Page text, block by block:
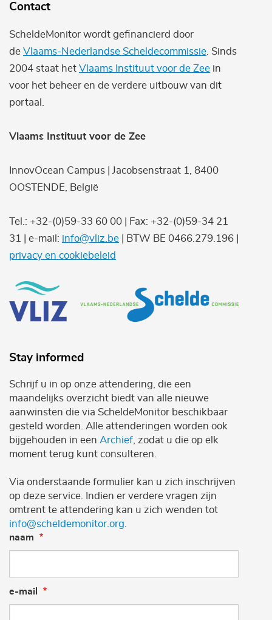
Contact
ScheldeMonitor wordt gefinancierd door
de Vlaams-Nederlandse Scheldecommissie . Sinds
2004 staat het Vlaams Instituut voor de Zee in
voor het beheer en de verdere uitbouw van dit
portaal.
Vlaams Instituut voor de Zee
InnovOcean Campus | Jacobsenstraat 1, 8400
OOSTENDE, België
Tel.: +32-(0)59-33 60 00 | Fax: +32-(0)59-34 21
31 | e-mail: info@vliz.be | BTW BE 0466.279.196 |
privacy en cookiebeleid
Stay informed
Schrijf u in op onze attendering, die een
maandelijks overzicht biedt van alle nieuwe
aanwinsten die via ScheldeMonitor beschikbaar
gesteld worden. Alle attenderingen worden ook
bijgehouden in een Archief , zodat u die op elk
moment terug kunt consulteren.
Via onderstaande formulier kan u zich inschrijven
op deze service. Indien er verdere vragen zijn
omtrent te attendering kan u zich wenden tot
info@scheldemonitor.org
naam
e-mail